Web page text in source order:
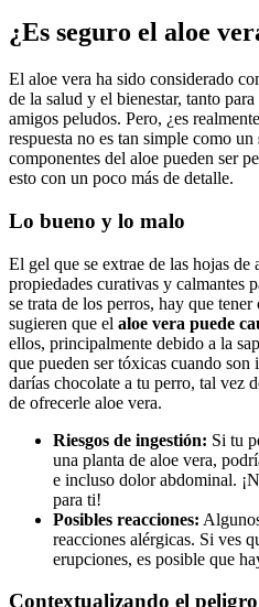
¿Es seguro el aloe
El aloe vera ha sido considerado
de la salud y el bienestar, tanto
amigos peludos. Pero, ¿es
respuesta no es tan simple como un
componentes del aloe pueden ser
esto con un poco más de detalle.
Lo bueno y lo malo
El gel que se extrae de las hojas de
propiedades curativas y calmantes
se trata de los perros, hay que
sugieren que el aloe vera puede
ellos, principalmente debido a la
que pueden ser tóxicas cuando
darías chocolate a tu perro, tal vez
de ofrecerle aloe vera.
Riesgos de ingestión: Si tu
una planta de aloe vera,
e incluso dolor abdominal.
para ti!
Posibles reacciones:
reacciones alérgicas. Si ves
erupciones, es posible que
Contextualizando el peligro